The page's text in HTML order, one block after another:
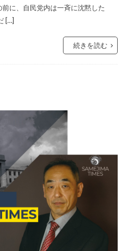
に、自民党内は一斉に沈黙した
[…]
続きを読む